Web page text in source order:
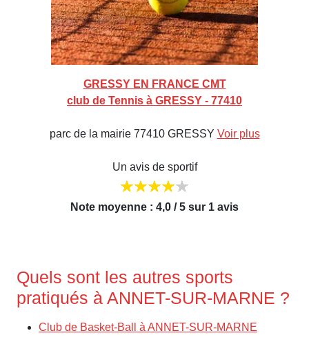
GRESSY EN FRANCE CMT
club de Tennis à GRESSY - 77410
parc de la mairie 77410 GRESSY Voir plus
Un avis de sportif
Note moyenne : 4,0 / 5 sur 1 avis
Quels sont les autres sports
pratiqués à ANNET-SUR-MARNE ?
Club de Basket-Ball à ANNET-SUR-MARNE